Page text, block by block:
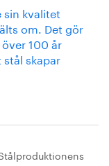
sin kvalitet
om. Det gör
100 år
skapar